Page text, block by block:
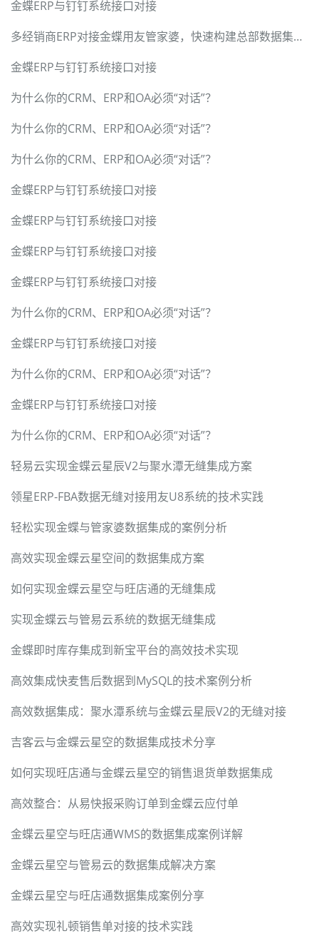
金蝶ERP与钉钉系统接口对接
多经销商ERP对接金蝶用友管家婆，快速构建总部数据集成中台
金蝶ERP与钉钉系统接口对接
为什么你的CRM、ERP和OA必须“对话”？
为什么你的CRM、ERP和OA必须“对话”？
为什么你的CRM、ERP和OA必须“对话”？
金蝶ERP与钉钉系统接口对接
金蝶ERP与钉钉系统接口对接
金蝶ERP与钉钉系统接口对接
金蝶ERP与钉钉系统接口对接
为什么你的CRM、ERP和OA必须“对话”？
金蝶ERP与钉钉系统接口对接
为什么你的CRM、ERP和OA必须“对话”？
金蝶ERP与钉钉系统接口对接
为什么你的CRM、ERP和OA必须“对话”？
轻易云实现金蝶云星辰V2与聚水潭无缝集成方案
领星ERP-FBA数据无缝对接用友U8系统的技术实践
轻松实现金蝶与管家婆数据集成的案例分析
高效实现金蝶云星空间的数据集成方案
如何实现金蝶云星空与旺店通的无缝集成
实现金蝶云与管易云系统的数据无缝集成
金蝶即时库存集成到新宝平台的高效技术实现
高效集成快麦售后数据到MySQL的技术案例分析
高效数据集成：聚水潭系统与金蝶云星辰V2的无缝对接
吉客云与金蝶云星空的数据集成技术分享
如何实现旺店通与金蝶云星空的销售退货单数据集成
高效整合：从易快报采购订单到金蝶云应付单
金蝶云星空与旺店通WMS的数据集成案例详解
金蝶云星空与管易云的数据集成解决方案
金蝶云星空与旺店通数据集成案例分享
高效实现礼顿销售单对接的技术实践